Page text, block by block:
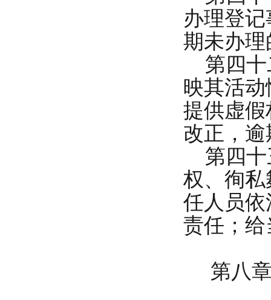
办理登
期未办理
第四十
映其活
提供虚
改正，
第四十
权、徇
任人员
责任；
第八章